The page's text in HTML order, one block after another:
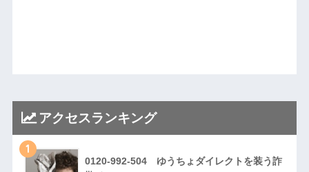
アクセスランキング
1
0120-992-504 ゆうちょダイレクトを装う詐